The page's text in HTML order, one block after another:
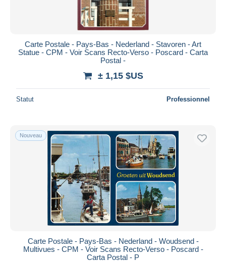
Carte Postale - Pays-Bas - Nederland - Stavoren - Art
Statue - CPM - Voir Scans Recto-Verso - Poscard - Carta
Postal -
± 1,15 $US
Statut Professionnel
Nouveau
Carte Postale - Pays-Bas - Nederland - Woudsend -
Multivues - CPM - Voir Scans Recto-Verso - Poscard -
Carta Postal - P